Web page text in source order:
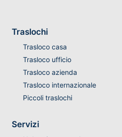
Traslochi
Trasloco casa
Trasloco ufficio
Trasloco azienda
Trasloco internazionale
Piccoli traslochi
Servizi